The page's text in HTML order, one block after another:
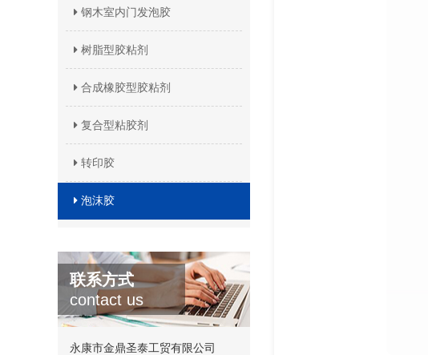
钢木室内门发泡胶
树脂型胶粘剂
合成橡胶型胶粘剂
复合型粘胶剂
转印胶
泡沫胶
联系方式
contact us
永康市金鼎圣泰工贸有限公司